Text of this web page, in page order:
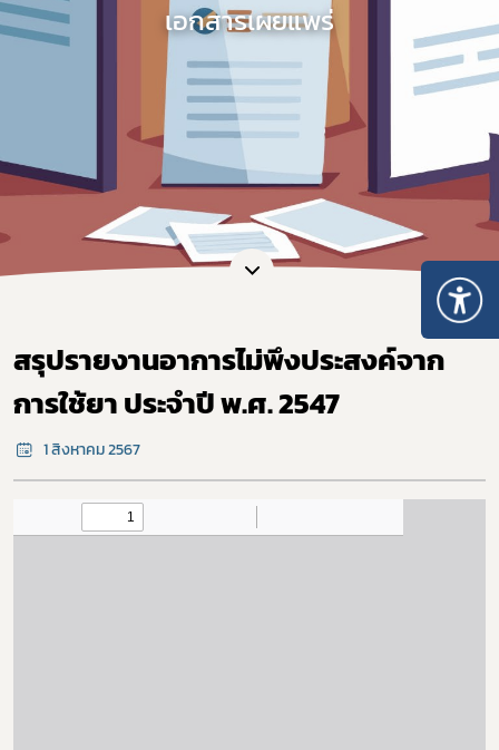
เอกสารเผยแพร่
สรุปรายงานอาการไม่พึงประสงค์จาก
การใช้ยา ประจำปี พ.ศ. 2547
1 สิงหาคม 2567